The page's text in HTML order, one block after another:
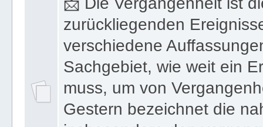
zurückliegenden
verschiedene
Sachgebiet, wie weit ein
muss, um von
Gestern bezeichnet die